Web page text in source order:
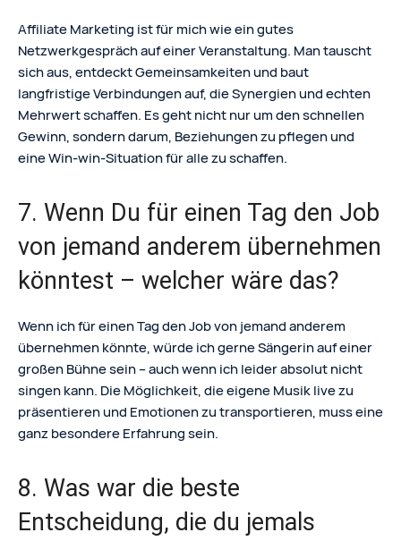
Affiliate Marketing ist für mich wie ein gutes
Netzwerkgespräch auf einer Veranstaltung. Man tauscht
sich aus, entdeckt Gemeinsamkeiten und baut
langfristige Verbindungen auf, die Synergien und echten
Mehrwert schaffen. Es geht nicht nur um den schnellen
Gewinn, sondern darum, Beziehungen zu pflegen und
eine Win-win-Situation für alle zu schaffen.
7. Wenn Du für einen Tag den Job
von jemand anderem übernehmen
könntest – welcher wäre das?
Wenn ich für einen Tag den Job von jemand anderem
übernehmen könnte, würde ich gerne Sängerin auf einer
großen Bühne sein – auch wenn ich leider absolut nicht
singen kann. Die Möglichkeit, die eigene Musik live zu
präsentieren und Emotionen zu transportieren, muss eine
ganz besondere Erfahrung sein.
8. Was war die beste
Entscheidung, die du jemals